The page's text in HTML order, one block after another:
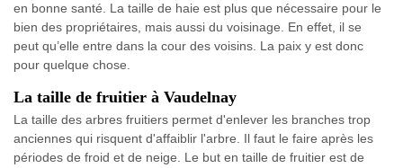
en bonne santé. La taille de haie est plus que nécessaire pour le
bien des propriétaires, mais aussi du voisinage. En effet, il se
peut qu’elle entre dans la cour des voisins. La paix y est donc
pour quelque chose.
La taille de fruitier à Vaudelnay
La taille des arbres fruitiers permet d'enlever les branches trop
anciennes qui risquent d'affaiblir l'arbre. Il faut le faire après les
périodes de froid et de neige. Le but en taille de fruitier est de